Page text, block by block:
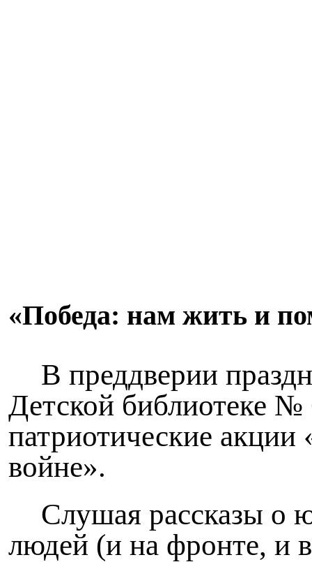
«Победа: нам жить и
В преддверии
Детской библиотеке
патриотические
войне».
Слушая рассказы о
людей (и на фронте, и